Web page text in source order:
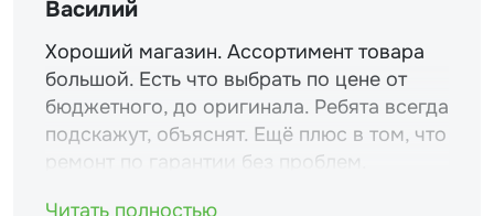
Василий
Хороший магазин. Ассортимент товара
большой. Есть что выбрать по цене от
бюджетного, до оригинала. Ребята всегда
подскажут, объяснят. Ещё плюс в том, что
ремонт по гарантии без проблем.
Читать полностью